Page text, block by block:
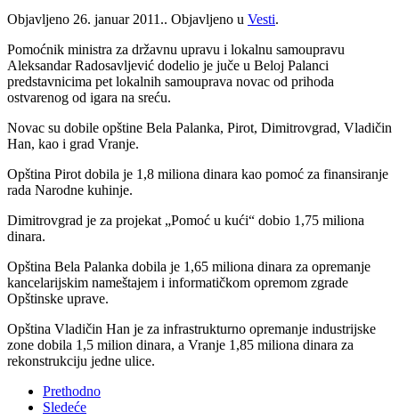
Objavljeno 26. januar 2011.. Objavljeno u Vesti.
Pomoćnik ministra za državnu upravu i lokalnu samoupravu
Aleksandar Radosavljević dodelio je juče u Beloj Palanci
predstavnicima pet lokalnih samouprava novac od prihoda
ostvarenog od igara na sreću.
Novac su dobile opštine Bela Palanka, Pirot, Dimitrovgrad, Vladičin
Han, kao i grad Vranje.
Opština Pirot dobila je 1,8 miliona dinara kao pomoć za finansiranje
rada Narodne kuhinje.
Dimitrovgrad je za projekat „Pomoć u kući“ dobio 1,75 miliona
dinara.
Opština Bela Palanka dobila je 1,65 miliona dinara za opremanje
kancelarijskim nameštajem i informatičkom opremom zgrade
Opštinske uprave.
Opština Vladičin Han je za infrastrukturno opremanje industrijske
zone dobila 1,5 milion dinara, a Vranje 1,85 miliona dinara za
rekonstrukciju jedne ulice.
Prethodno
Sledeće